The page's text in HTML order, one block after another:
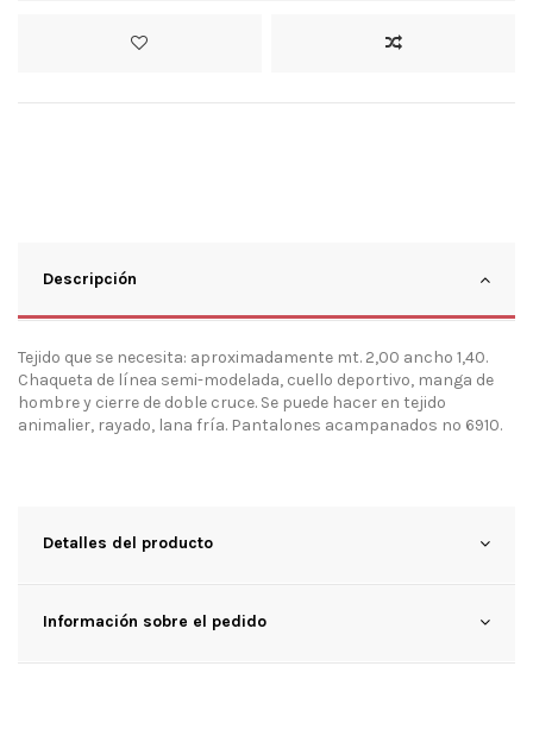
Descripción
Tejido que se necesita: aproximadamente mt. 2,00 ancho 1,40.
Chaqueta de línea semi-modelada, cuello deportivo, manga de
hombre y cierre de doble cruce. Se puede hacer en tejido
animalier, rayado, lana fría. Pantalones acampanados nº 6910.
Detalles del producto
Información sobre el pedido